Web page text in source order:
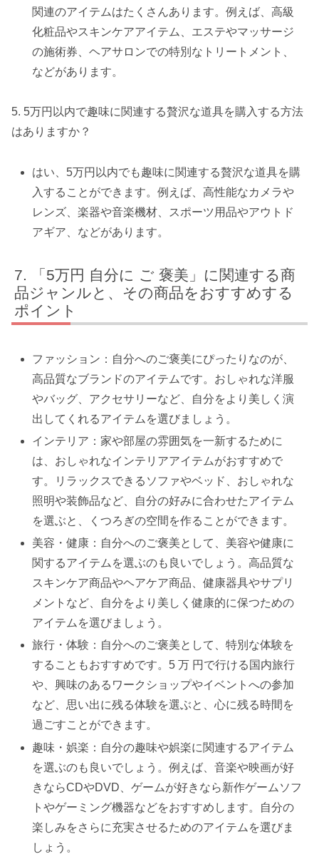
関連のアイテムはたくさんあります。例えば、高級
化粧品やスキンケアアイテム、エステやマッサージ
の施術券、ヘアサロンでの特別なトリートメント、
などがあります。
5. 5万円以内で趣味に関連する贅沢な道具を購入する方法
はありますか？
はい、5万円以内でも趣味に関連する贅沢な道具を購
入することができます。例えば、高性能なカメラや
レンズ、楽器や音楽機材、スポーツ用品やアウトド
アギア、などがあります。
「5万円 自分に ご 褒美」に関連する商
品ジャンルと、その商品をおすすめする
ポイント
ファッション：自分へのご褒美にぴったりなのが、
高品質なブランドのアイテムです。おしゃれな洋服
やバッグ、アクセサリーなど、自分をより美しく演
出してくれるアイテムを選びましょう。
インテリア：家や部屋の雰囲気を一新するために
は、おしゃれなインテリアアイテムがおすすめで
す。リラックスできるソファやベッド、おしゃれな
照明や装飾品など、自分の好みに合わせたアイテム
を選ぶと、くつろぎの空間を作ることができます。
美容・健康：自分へのご褒美として、美容や健康に
関するアイテムを選ぶのも良いでしょう。高品質な
スキンケア商品やヘアケア商品、健康器具やサプリ
メントなど、自分をより美しく健康的に保つための
アイテムを選びましょう。
旅行・体験：自分へのご褒美として、特別な体験を
することもおすすめです。5 万 円で行ける国内旅行
や、興味のあるワークショップやイベントへの参加
など、思い出に残る体験を選ぶと、心に残る時間を
過ごすことができます。
趣味・娯楽：自分の趣味や娯楽に関連するアイテム
を選ぶのも良いでしょう。例えば、音楽や映画が好
きならCDやDVD、ゲームが好きなら新作ゲームソフ
トやゲーミング機器などをおすすめします。自分の
楽しみをさらに充実させるためのアイテムを選びま
しょう。